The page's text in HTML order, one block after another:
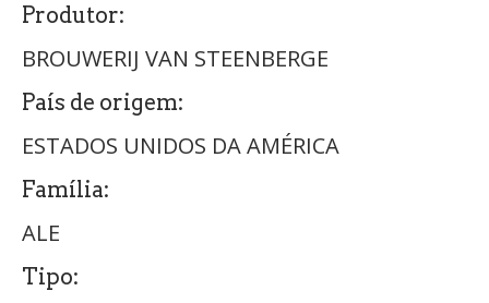
Produtor:
BROUWERIJ VAN STEENBERGE
País de origem:
ESTADOS UNIDOS DA AMÉRICA
Família:
ALE
Tipo: